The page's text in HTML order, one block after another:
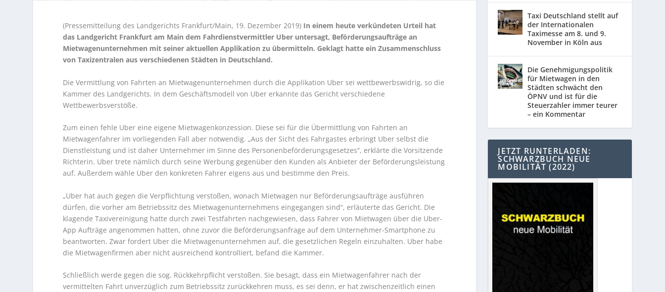
(Pressemitteilung des Landgerichts Frankfurt/Main, 19. Dezember 2019) In einem heute verkündeten Urteil hat
das Landgericht Frankfurt am Main dem Fahrdienstvermittler Uber untersagt, Beförderungsaufträge an
Mietwagenunternehmen mit seiner aktuellen Applikation zu übermitteln. Geklagt hatte ein Zusammenschluss
von Taxizentralen aus verschiedenen Städten in Deutschland.
Die Vermittlung von Fahrten an Mietwagenunternehmen durch die Applikation Uber sei wettbewerbswidrig, so die
Kammer des Landgerichts. In dem Geschäftsmodell von Uber erkannte das Gericht verschiedene
Wettbewerbsverstöße.
Zum einen fehle Uber eine eigene Mietwagenkonzession. Diese sei für die Übermittlung von Fahrten an
Mietwagenfahrer im vorliegenden Fall aber notwendig. „Aus der Sicht des Fahrgastes erbringt Uber selbst die
Dienstleistung und ist daher Unternehmer im Sinne des Personenbeförderungsgesetzes“, erklärte die Vorsitzende
Richterin. Uber trete nämlich durch seine Werbung gegenüber den Kunden als Anbieter der Beförderungsleistung
auf. Außerdem wähle Uber den konkreten Fahrer eigens aus und bestimme den Preis.
„Uber hat auch gegen die Verpflichtung verstoßen, wonach Mietwagen nur Beförderungsaufträge ausführen
dürfen, die vorher am Betriebssitz des Mietwagenunternehmens eingegangen sind“, erläuterte das Gericht. Die
klagende Taxivereinigung hatte durch zwei Testfahrten nachgewiesen, dass Fahrer von Mietwagen über die Uber-
App Aufträge angenommen hatten, ohne zuvor die Beförderungsanfrage auf dem Unternehmer-Smartphone zu
beantworten. Zwar fordert Uber die Mietwagenunternehmen auf, die gesetzlichen Regeln einzuhalten. Uber habe
die Mietwagenfirmen aber nicht ausreichend kontrolliert, befand die Kammer.
Schließlich werde gegen die sog. Rückkehrpflicht verstoßen. Sie besagt, dass ein Mietwagenfahrer nach der
vermittelten Fahrt unverzüglich zum Betriebssitz zurückkehren muss, es sei denn, er hat zwischenzeitlich einen
Taxi Deutschland stellt auf
der Internationalen
Taximesse am 8. und 9.
November in Köln aus
Die Genehmigungspolitik
für Mietwagen in den
Städten schwächt den
ÖPNV und ist für die
Steuerzahler immer teurer
– ein Kommentar
JETZT RUNTERLADEN:
SCHWARZBUCH NEUE
MOBILITÄT (2022)